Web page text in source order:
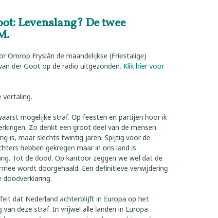
Levenslang? De twee
Omrop Fryslân de maandelijkse (Friestalige)
der Goot op de radio uitgezonden. Klik hier voor
vertaling.
mogelijke straf. Op feesten en partijen hoor ik
Zo denkt een groot deel van de mensen
is, maar slechts twintig jaren. Spijtig voor de
hebben gekregen maar in ons land is
Tot de dood. Op kantoor zeggen we wel dat de
wordt doorgehaald. Een definitieve verwijdering
doodverklaring.
dat Nederland achterblijft in Europa op het
deze straf. In vrijwel alle landen in Europa